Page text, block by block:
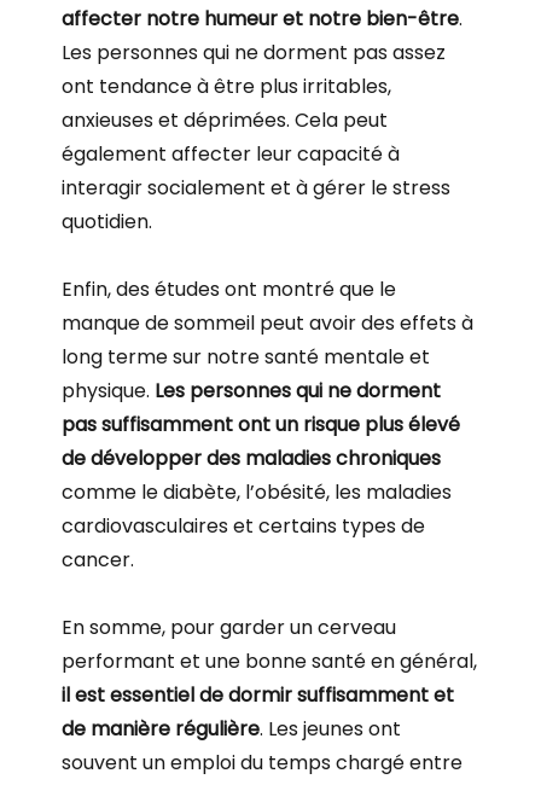
affecter notre humeur et notre bien-être.
Les personnes qui ne dorment pas assez
ont tendance à être plus irritables,
anxieuses et déprimées. Cela peut
également affecter leur capacité à
interagir socialement et à gérer le stress
quotidien.
Enfin, des études ont montré que le
manque de sommeil peut avoir des effets à
long terme sur notre santé mentale et
physique. Les personnes qui ne dorment
pas suffisamment ont un risque plus élevé
de développer des maladies chroniques
comme le diabète, l’obésité, les maladies
cardiovasculaires et certains types de
cancer.
En somme, pour garder un cerveau
performant et une bonne santé en général,
il est essentiel de dormir suffisamment et
de manière régulière. Les jeunes ont
souvent un emploi du temps chargé entre